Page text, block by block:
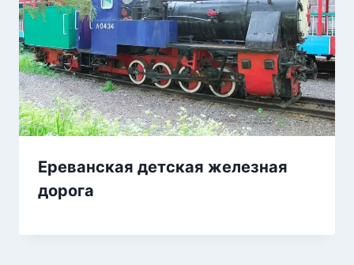
Ереванская детская железная
дорога